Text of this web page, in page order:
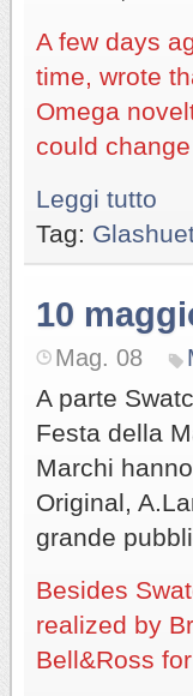
A few days
time, wrote
Omega
could
Leggi tutto
Tag:
10
Mag. 08
A parte
Festa della
Marchi
Original,
grande
Besides
realized by
Bell&Ross